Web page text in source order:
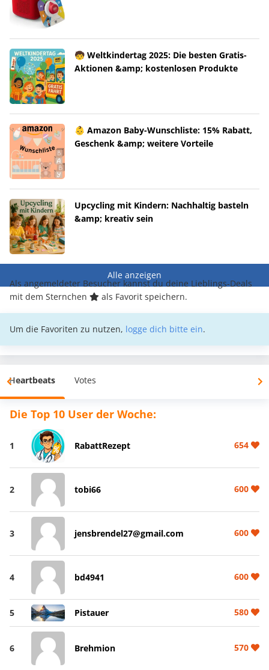
🧒 Weltkindertag 2025: Die besten Gratis-
Aktionen &amp; kostenlosen Produkte
👶 Amazon Baby-Wunschliste: 15% Rabatt,
Geschenk &amp; weitere Vorteile
Upcycling mit Kindern: Nachhaltig basteln
&amp; kreativ sein
Alle anzeigen
Als angemeldeter Besucher kannst du deine Lieblings-Deals
mit dem Sternchen
als Favorit speichern.
Um die Favoriten zu nutzen, logge dich bitte ein.
Heartbeats Votes
Die Top 10 User der Woche:
1 RabattRezept 654
2 tobi66 600
3 jensbrendel27@gmail.com 600
4 bd4941 600
5 Pistauer 580
6 Brehmion 570